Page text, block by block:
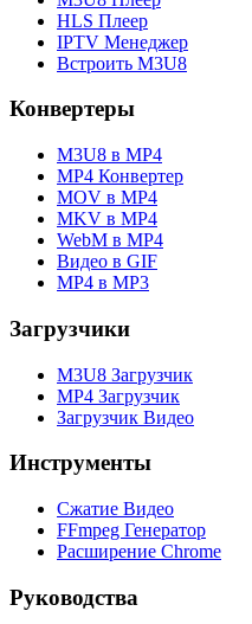
HLS Плеер
IPTV Менеджер
Встроить M3U8
Конвертеры
M3U8 в MP4
MP4 Конвертер
MOV в MP4
MKV в MP4
WebM в MP4
Видео в GIF
MP4 в MP3
Загрузчики
M3U8 Загрузчик
MP4 Загрузчик
Загрузчик Видео
Инструменты
Сжатие Видео
FFmpeg Генератор
Расширение Chrome
Руководства